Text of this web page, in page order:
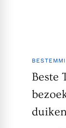
Beste